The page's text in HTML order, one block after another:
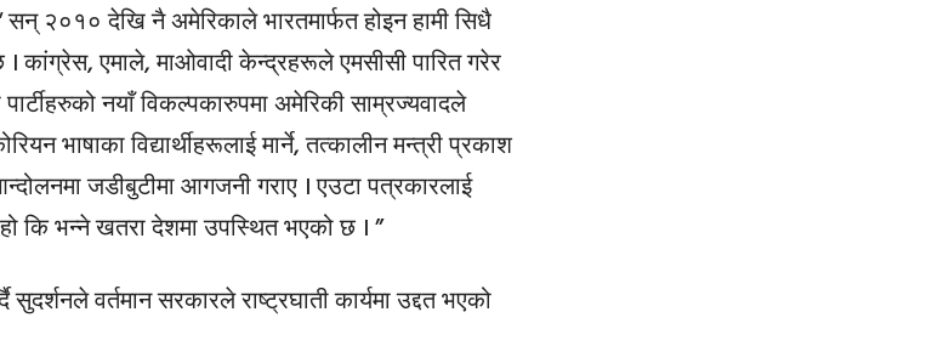
२०१० देखि नै अमेरिकाले भारतमार्फत होइन हामी सिधै
कांग्रेस, एमाले, माओवादी केन्द्रहरूले एमसीसी पारित गरेर
पार्टीहरुको नयाँ विकल्पकारुपमा अमेरिकी साम्रज्यवादले
भाषाका विद्यार्थीहरूलाई मार्ने, तत्कालीन मन्त्री प्रकाश
जडीबुटीमा आगजनी गराए । एउटा पत्रकारलाई
कि भन्ने खतरा देशमा उपस्थित भएको छ । ”
वर्तमान सरकारले राष्ट्रघाती कार्यमा उद्दत भएको